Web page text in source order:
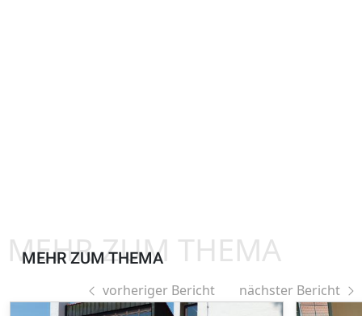
MEHR ZUM THEMA
MEHR ZUM THEMA
vorheriger Bericht nächster Bericht